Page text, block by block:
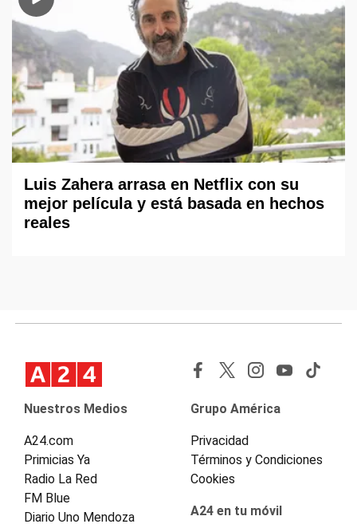
Luis Zahera arrasa en Netflix con su
mejor película y está basada en hechos
reales
Nuestros Medios
A24.com
Primicias Ya
Radio La Red
FM Blue
Diario Uno Mendoza
Grupo América
Privacidad
Términos y Condiciones
Cookies
A24 en tu móvil